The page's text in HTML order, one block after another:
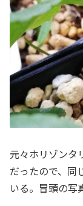
元々ホリゾン
だったので、同
いる。冒頭の写